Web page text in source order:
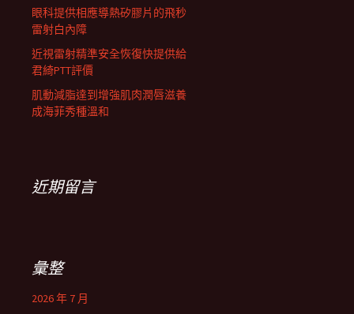
眼科提供相應導熱矽膠片的飛秒
雷射白內障
近視雷射精準安全恢復快提供給
君綺PTT評價
肌動減脂達到增強肌肉潤唇滋養
成海菲秀種溫和
近期留言
彙整
2026 年 7 月